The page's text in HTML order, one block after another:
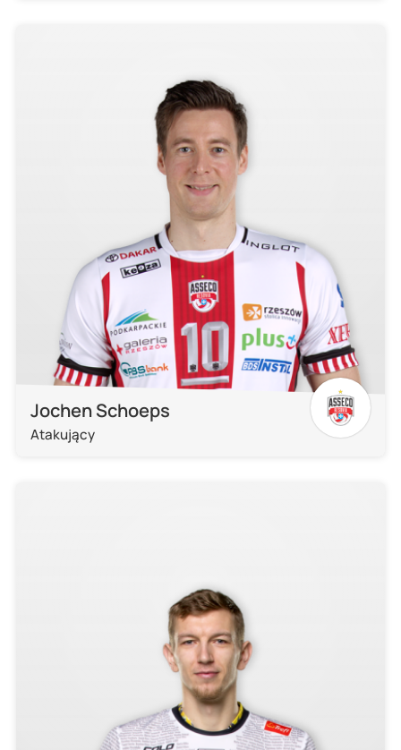
Jochen Schoeps
Atakujący